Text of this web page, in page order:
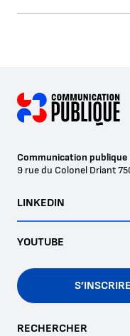
Communication publique
9 rue du Colonel Driant
LINKEDIN
YOUTUBE
RECHERCHER